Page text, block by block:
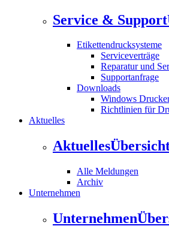
Service & Support
Etikettendrucksysteme
Serviceverträge
Reparatur und
Supportanfrage
Downloads
Windows
Richtlinien für
Aktuelles
Aktuelles
Alle Meldungen
Archiv
Unternehmen
Unternehmen